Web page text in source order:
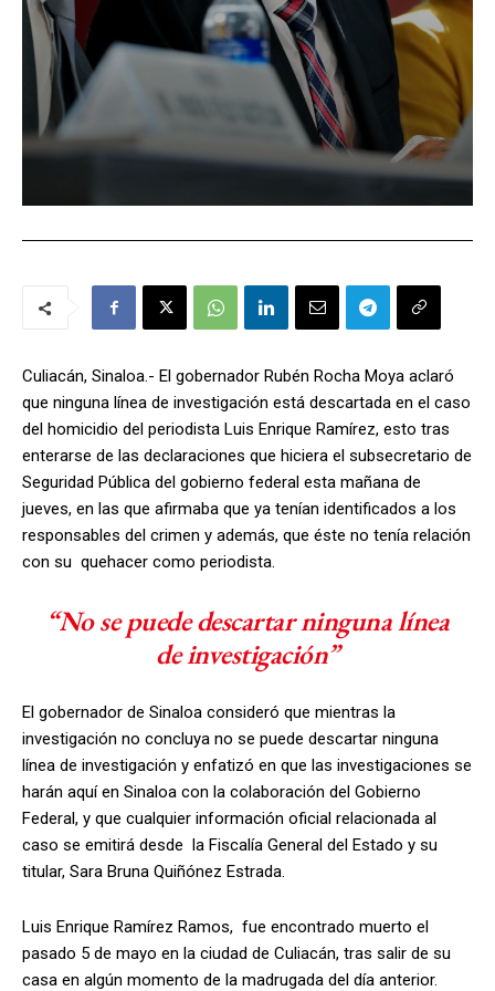
Culiacán, Sinaloa.- El gobernador Rubén Rocha Moya aclaró
que ninguna línea de investigación está descartada en el caso
del homicidio del periodista Luis Enrique Ramírez, esto tras
enterarse de las declaraciones que hiciera el subsecretario de
Seguridad Pública del gobierno federal esta mañana de
jueves, en las que afirmaba que ya tenían identificados a los
responsables del crimen y además, que éste no tenía relación
con su quehacer como periodista.
“No se puede descartar ninguna línea
de investigación”
El gobernador de Sinaloa consideró que mientras la
investigación no concluya no se puede descartar ninguna
línea de investigación y enfatizó en que las investigaciones se
harán aquí en Sinaloa con la colaboración del Gobierno
Federal, y que cualquier información oficial relacionada al
caso se emitirá desde la Fiscalía General del Estado y su
titular, Sara Bruna Quiñónez Estrada.
Luis Enrique Ramírez Ramos, fue encontrado muerto el
pasado 5 de mayo en la ciudad de Culiacán, tras salir de su
casa en algún momento de la madrugada del día anterior.